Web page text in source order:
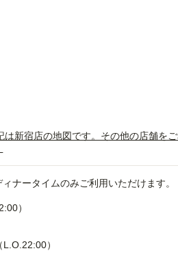
新宿店の地図です。その他の店舗を
ナータイムのみご利用いただけます。
）
）